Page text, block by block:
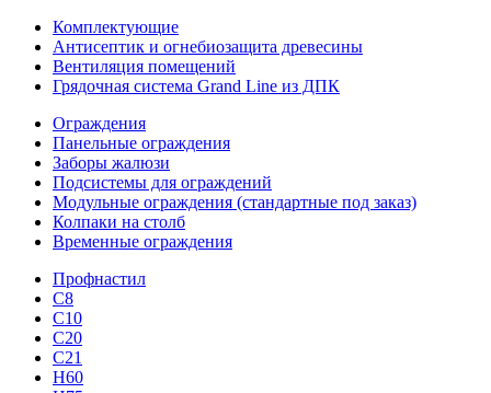
Комплектующие
Антисептик и огнебиозащита древесины
Вентиляция помещений
Грядочная система Grand Line из ДПК
Ограждения
Панельные ограждения
Заборы жалюзи
Подсистемы для ограждений
Модульные ограждения (стандартные под заказ)
Колпаки на столб
Временные ограждения
Профнастил
С8
С10
С20
С21
H60